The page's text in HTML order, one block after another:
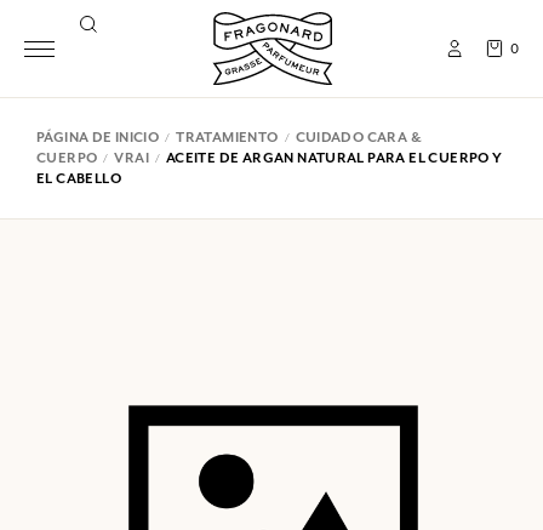
0
PÁGINA DE INICIO TRATAMIENTO
CUIDADO CARA &
CUERPO
VRAI
ACEITE DE ARGAN NATURAL PARA EL CUERPO Y
EL CABELLO